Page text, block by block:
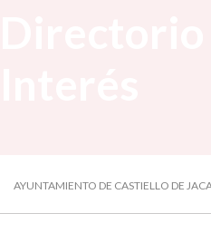
AYUNTAMIENTO DE CASTIELLO DE